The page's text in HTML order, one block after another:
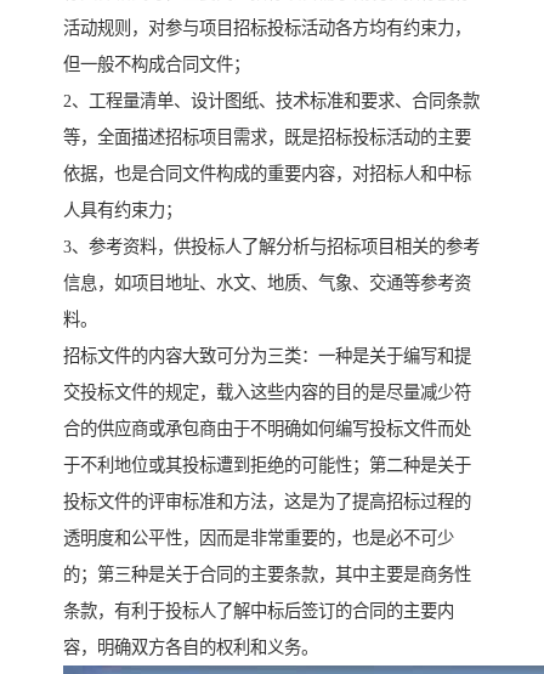
活动规则，对参与项目招标投标活动各方均有约束力，
但一般不构成合同文件；
2、工程量清单、设计图纸、技术标准和要求、合同条款
等，全面描述招标项目需求，既是招标投标活动的主要
依据，也是合同文件构成的重要内容，对招标人和中标
人具有约束力；
3、参考资料，供投标人了解分析与招标项目相关的参考
信息，如项目地址、水文、地质、气象、交通等参考资
料。
招标文件的内容大致可分为三类：一种是关于编写和提
交投标文件的规定，载入这些内容的目的是尽量减少符
合的供应商或承包商由于不明确如何编写投标文件而处
于不利地位或其投标遭到拒绝的可能性；第二种是关于
投标文件的评审标准和方法，这是为了提高招标过程的
透明度和公平性，因而是非常重要的，也是必不可少
的；第三种是关于合同的主要条款，其中主要是商务性
条款，有利于投标人了解中标后签订的合同的主要内
容，明确双方各自的权利和义务。